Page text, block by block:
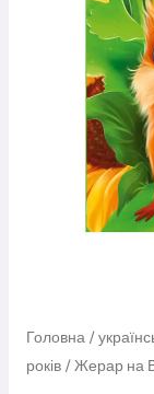
Головна/
років/ Жерар на